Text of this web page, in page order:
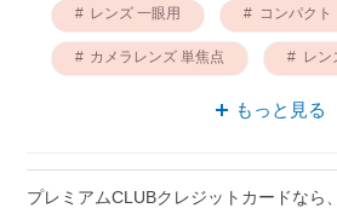
レンズ 一眼用 コンパクト
カメラレンズ 単焦点 レン
レンズ オートフォーカス
もっと見る
プレミアムCLUBクレジットカードなら